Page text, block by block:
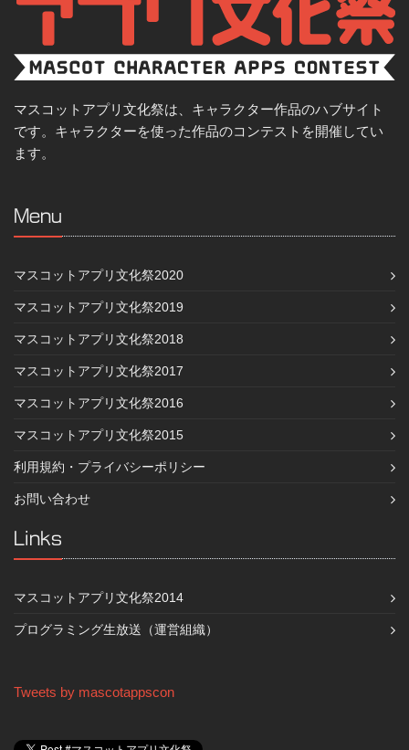
マスコットアプリ文化祭は、キャラクター作品のハブサイト
です。キャラクターを使った作品のコンテストを開催してい
ます。
Menu
マスコットアプリ文化祭2020
マスコットアプリ文化祭2019
マスコットアプリ文化祭2018
マスコットアプリ文化祭2017
マスコットアプリ文化祭2016
マスコットアプリ文化祭2015
利用規約・プライバシーポリシー
お問い合わせ
Links
マスコットアプリ文化祭2014
プログラミング生放送（運営組織）
Tweets by mascotappscon